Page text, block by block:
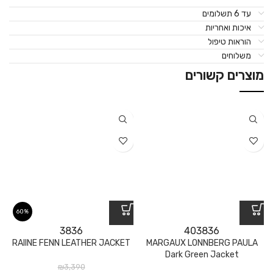
עד 6 תשלומים
איכות ואחריות
הוראות טיפול
משלוחים
מוצרים קשורים
36
38
40
MARGAUX LONNBERG PAULA
Dark Green Jacket
60%
36
38
RAIINE FENN LEATHER JACKET
₪3,390